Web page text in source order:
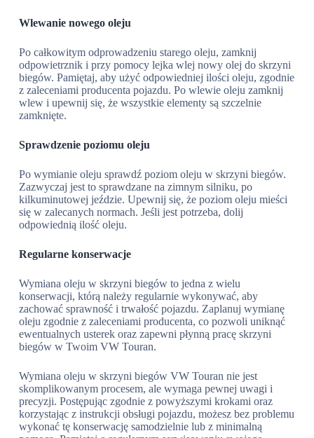
Wlewanie nowego oleju
Po całkowitym odprowadzeniu starego oleju, zamknij
odpowietrznik i przy pomocy lejka wlej nowy olej do skrzyni
biegów. Pamiętaj, aby użyć odpowiedniej ilości oleju, zgodnie
z zaleceniami producenta pojazdu. Po wlewie oleju zamknij
wlew i upewnij się, że wszystkie elementy są szczelnie
zamknięte.
Sprawdzenie poziomu oleju
Po wymianie oleju sprawdź poziom oleju w skrzyni biegów.
Zazwyczaj jest to sprawdzane na zimnym silniku, po
kilkuminutowej jeździe. Upewnij się, że poziom oleju mieści
się w zalecanych normach. Jeśli jest potrzeba, dolij
odpowiednią ilość oleju.
Regularne konserwacje
Wymiana oleju w skrzyni biegów to jedna z wielu
konserwacji, którą należy regularnie wykonywać, aby
zachować sprawność i trwałość pojazdu. Zaplanuj wymianę
oleju zgodnie z zaleceniami producenta, co pozwoli uniknąć
ewentualnych usterek oraz zapewni płynną pracę skrzyni
biegów w Twoim VW Touran.
Wymiana oleju w skrzyni biegów VW Touran nie jest
skomplikowanym procesem, ale wymaga pewnej uwagi i
precyzji. Postępując zgodnie z powyższymi krokami oraz
korzystając z instrukcji obsługi pojazdu, możesz bez problemu
wykonać tę konserwację samodzielnie lub z minimalną